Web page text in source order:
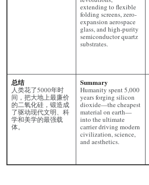
extending to flexible
folding screens, zero-
expansion aerospace
glass, and high-purity
semiconductor quartz
substrates.
总结
人类花了5000年时
间，把大地上最廉价
的二氧化硅，锻造成
了驱动现代文明、科
学和美学的最强载
体。
Summary
Humanity spent 5,000
years forging silicon
dioxide—the cheapest
material on earth—
into the ultimate
carrier driving modern
civilization, science,
and aesthetics.